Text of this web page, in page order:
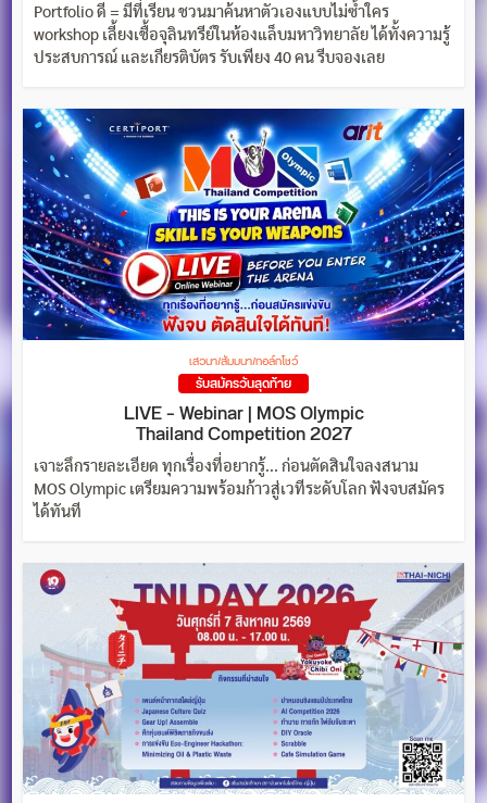
Portfolio ดี = มีที่เรียน ชวนมาค้นหาตัวเองแบบไม่ซ้ำใคร
workshop เลี้ยงเชื้อจุลินทรีย์ในห้องแล็บมหาวิทยาลัย ได้ทั้งความรู้
ประสบการณ์ และเกียรติบัตร รับเพียง 40 คน รีบจองเลย
เสวนา/สัมมนา/ทอล์กโชว์
รับสมัครวันสุดท้าย
LIVE – Webinar | MOS Olympic
Thailand Competition 2027
เจาะลึกรายละเอียด ทุกเรื่องที่อยากรู้... ก่อนตัดสินใจลงสนาม
MOS Olympic เตรียมความพร้อมก้าวสู่เวทีระดับโลก ฟังจบสมัคร
ได้ทันที